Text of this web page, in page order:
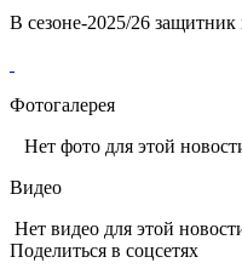
В сезоне-2025/26 защитник
Фотогалерея
Нет фото для этой
Видео
Нет видео для этой
Поделиться в соцсетях